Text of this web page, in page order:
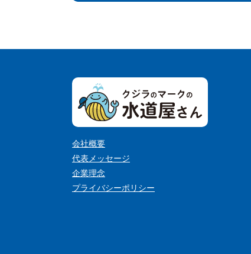
会社概要
代表メッセージ
企業理念
プライバシーポリシー